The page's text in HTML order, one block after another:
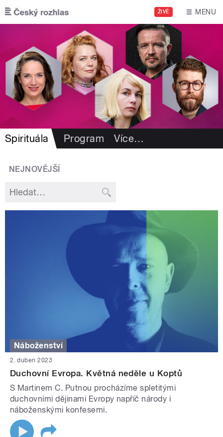
Přejít k hlavnímu obsahu
ŽIVĚ MENU
Spirituála Program Více…
NEJNOVĚJŠÍ
Náboženství
2. duben 2023
Duchovní Evropa. Květná neděle u Koptů
S Martinem C. Putnou procházíme spletitými
duchovními dějinami Evropy napříč národy i
náboženskými konfesemi.